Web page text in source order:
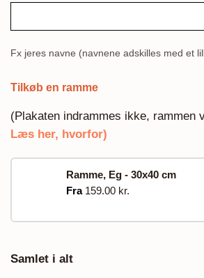
Fx jeres navne (navnene adskilles med et
Tilkøb en ramme
(Plakaten indrammes ikke, rammen
Læs her, hvorfor)
Ramme, Eg - 30x40 cm
Fra159.00 kr.
Samlet i alt